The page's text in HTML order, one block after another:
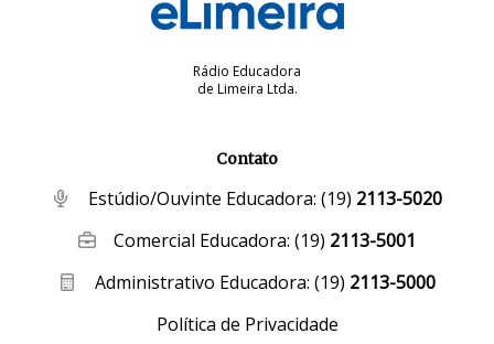
Rádio Educadora
de Limeira Ltda.
Contato
Estúdio/Ouvinte Educadora: (19) 2113-5020
Comercial Educadora:(19) 2113-5001
Administrativo Educadora: (19) 2113-5000
Política de Privacidade